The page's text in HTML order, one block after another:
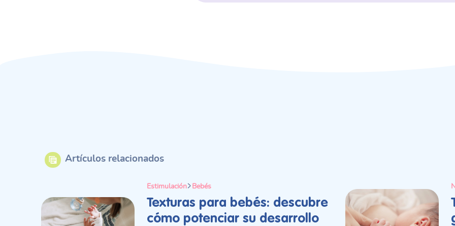
Artículos relacionados
Estimulación Bebés
Texturas para bebés: descubre
cómo potenciar su desarrollo